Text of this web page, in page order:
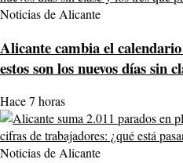
Noticias de Alicante
Alicante cambia el
estos son los nuevos días sin
Hace 7 horas
Noticias de Alicante